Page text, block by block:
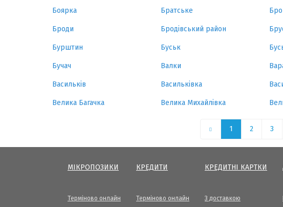
Боярка Братське
Броди Бродівський район
Бурштин Буськ
Бучач Валки
Васильків Васильківка
Велика Багачка Велика Михайлівка
1 2 3
МІКРОПОЗИКИ
Терміново онлайн
КРЕДИТИ
Терміново онлайн
КРЕДИТНІ КАРТКИ
З доставкою